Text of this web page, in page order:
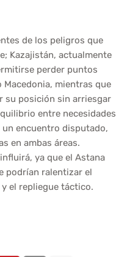
de los peligros que
Kazajistán, actualmente
perder puntos
mientras que
su posición sin arriesgar
entre necesidades
encuentro disputado,
en ambas áreas.
ya que el Astana
podrían ralentizar el
el repliegue táctico.